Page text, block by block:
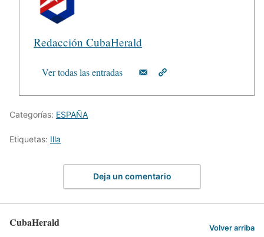
Redacción CubaHerald
Ver todas las entradas
Categorías: ESPAÑA
Etiquetas: Illa
Deja un comentario
CubaHerald Volver arriba